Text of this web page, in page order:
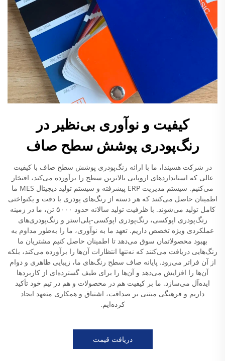
کیفیت و نوآوری بی‌نظیر در
رنگ‌پودری پوشش سطح صاف
در شرکت هسیندا، ما با ارائه رنگ‌پودری پوشش سطح صاف با کیفیت
عالی که استانداردهای اروپایی بالاترین سطح را برآورده می‌کند، افتخار
می‌کنیم. سیستم مدیریت ERP پیشرفته و سیستم تولید دیجیتال MES ما
اطمینان حاصل می‌کنند که هر دسته از رنگ‌های پودری با دقت و یکنواختی
کامل تولید می‌شوند. با ظرفیت تولید سالانه حدود ۵۰۰۰ تن، ما در زمینه
رنگ‌پودری اپوکسی، رنگ‌پودری اپوکسی-پلی‌استر و رنگ‌پودری‌های
عملکردی ویژه تخصص داریم. تعهد ما به نوآوری، ما را به‌طور مداوم به
بهبود محصولاتمان سوق می‌دهد تا اطمینان حاصل کنیم مشتریان ما
رنگ‌هایی دریافت می‌کنند که نه‌تنها انتظارات آن‌ها را برآورده می‌کند، بلکه
از آن فراتر می‌رود. پایانه صاف سطح رنگ‌های ما، زیبایی ظاهری و دوام
آن‌ها را افزایش می‌دهد و آن‌ها را برای طیف گسترده‌ای از کاربردها
ایده‌آل می‌سازد. ما بر کیفیت هم در محصولات و هم در تیم خود تأکید
داریم و فرهنگی مبتنی بر صداقت، اشتیاق و همکاری متعهد ایجاد
کرده‌ایم.
دریافت قیمت